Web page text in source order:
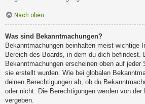
Nach oben
Was sind Bekanntmachungen?
Bekanntmachungen beinhalten meist wichtige
Bereich des Boards, in dem du dich
Bekanntmachungen erscheinen oben auf jeder
sie erstellt wurden. Wie bei globalen
deinen Berechtigungen ab, ob du
oder nicht. Die Berechtigungen werden von der
vergeben.